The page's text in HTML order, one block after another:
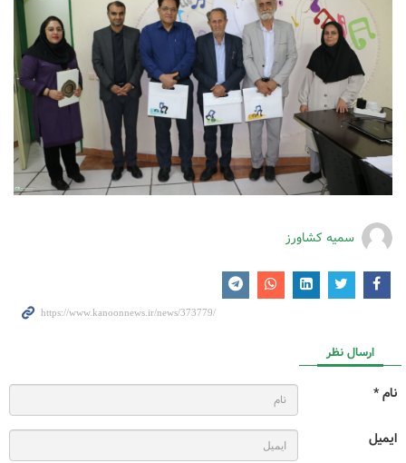
سمیه کشاورز
ارسال نظر
نام *
ایمیل